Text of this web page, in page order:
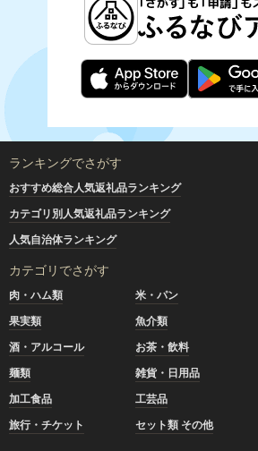
ランキングでさがす
おすすめ総合人気返礼品ランキング
カテゴリ別人気返礼品ランキング
人気自治体ランキング
カテゴリでさがす
肉・ハム類 米・パン
果実類
魚介類
酒・アルコール
お茶・飲料
麺類
雑貨・日用品
加工食品
工芸品
旅行・チケット
セット類 その他